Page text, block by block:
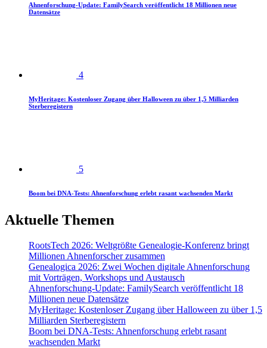
Ahnenforschung-Update: FamilySearch veröffentlicht 18 Millionen neue
Datensätze
4
MyHeritage: Kostenloser Zugang über Halloween zu über 1,5 Milliarden
Sterberegistern
5
Boom bei DNA-Tests: Ahnenforschung erlebt rasant wachsenden Markt
Aktuelle Themen
RootsTech 2026: Weltgrößte Genealogie-Konferenz bringt
Millionen Ahnenforscher zusammen
Genealogica 2026: Zwei Wochen digitale Ahnenforschung
mit Vorträgen, Workshops und Austausch
Ahnenforschung-Update: FamilySearch veröffentlicht 18
Millionen neue Datensätze
MyHeritage: Kostenloser Zugang über Halloween zu über 1,5
Milliarden Sterberegistern
Boom bei DNA-Tests: Ahnenforschung erlebt rasant
wachsenden Markt